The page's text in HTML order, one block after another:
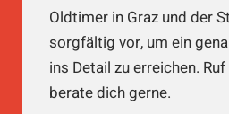
Oldtimer in Graz und der
sorgfältig vor, um ein
ins Detail zu erreichen.
berate dich gerne.